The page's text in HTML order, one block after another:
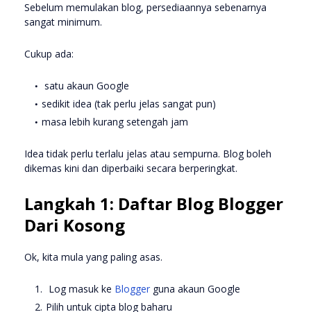
Sebelum memulakan blog, persediaannya sebenarnya
sangat minimum.
Cukup ada:
satu akaun Google
sedikit idea (tak perlu jelas sangat pun)
masa lebih kurang setengah jam
Idea tidak perlu terlalu jelas atau sempurna. Blog boleh
dikemas kini dan diperbaiki secara berperingkat.
Langkah 1: Daftar Blog Blogger
Dari Kosong
Ok, kita mula yang paling asas.
Log masuk ke Blogger guna akaun Google
Pilih untuk cipta blog baharu